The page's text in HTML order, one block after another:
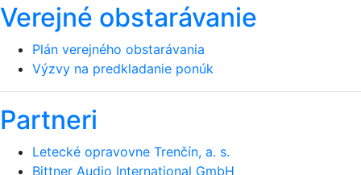
Verejné obstarávanie
Plán verejného obstarávania
Výzvy na predkladanie ponúk
Partneri
Letecké opravovne Trenčín, a. s.
Bittner Audio International GmbH